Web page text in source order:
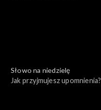
Słowo na niedzielę
Jak przyjmujesz upomnienia?